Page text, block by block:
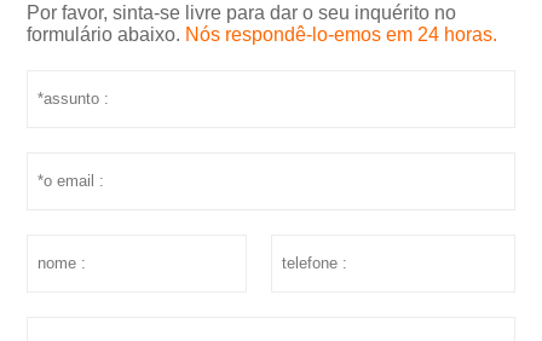
Por favor, sinta-se livre para dar o seu inquérito no
formulário abaixo. Nós respondê-lo-emos em 24 horas.